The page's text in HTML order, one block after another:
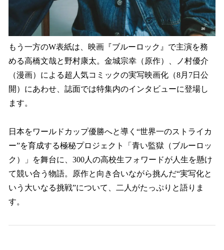
もう一方のW表紙は、映画『ブルーロック』で主演を務
める高橋文哉と野村康太。金城宗幸（原作）、ノ村優介
（漫画）による超人気コミックの実写映画化（8月7日公
開）にあわせ、誌面では特集内のインタビューに登場し
ます。
日本をワールドカップ優勝へと導く“世界一のストライカ
ー”を育成する極秘プロジェクト「青い監獄（ブルーロッ
ク）」を舞台に、300人の高校生フォワードが人生を懸け
て競い合う物語。原作と向き合いながら挑んだ“実写化と
いう大いなる挑戦”について、二人がたっぷりと語りま
す。